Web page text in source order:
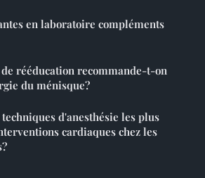
en laboratoire compléments
rééducation recommande-t-on
du ménisque?
d'anesthésie les plus
cardiaques chez les